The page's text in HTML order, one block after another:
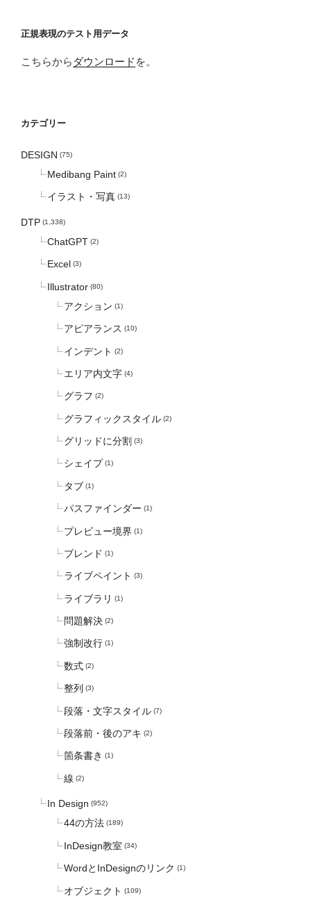
正規表現のテスト用データ
こちらから ダウンロード を。
カテゴリー
DESIGN (75)
Medibang Paint (2)
イラスト・写真 (13)
DTP (1,338)
ChatGPT (2)
Excel (3)
Illustrator (80)
アクション (1)
アピアランス (10)
インデント (2)
エリア内文字 (4)
グラフ (2)
グラフィックスタイル (2)
グリッドに分割 (3)
シェイプ (1)
タブ (1)
パスファインダー (1)
プレビュー境界 (1)
ブレンド (1)
ライブペイント (3)
ライブラリ (1)
問題解決 (2)
強制改行 (1)
数式 (2)
整列 (3)
段落・文字スタイル (7)
段落前・後のアキ (2)
箇条書き (1)
線 (2)
In Design (952)
44の方法 (189)
InDesign教室 (34)
WordとInDesignのリンク (1)
オブジェクト (109)